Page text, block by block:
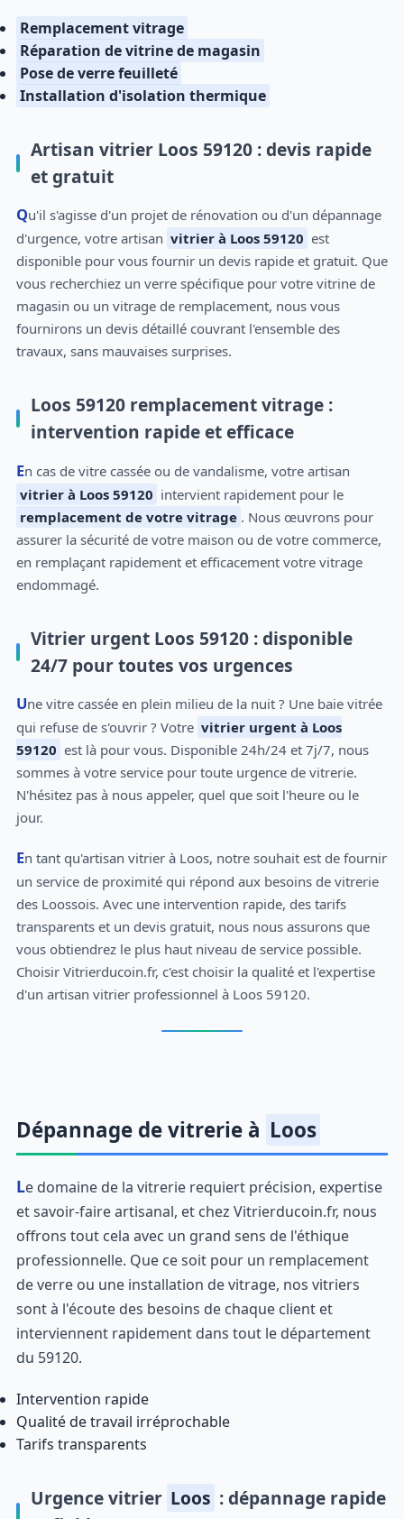
Remplacement vitrage
Réparation de vitrine de magasin
Pose de verre feuilleté
Installation d'isolation thermique
Artisan vitrier Loos 59120 : devis rapide
et gratuit
Qu'il s'agisse d'un projet de rénovation ou d'un dépannage
d'urgence, votre artisan vitrier à Loos 59120 est
disponible pour vous fournir un devis rapide et gratuit. Que
vous recherchiez un verre spécifique pour votre vitrine de
magasin ou un vitrage de remplacement, nous vous
fournirons un devis détaillé couvrant l'ensemble des
travaux, sans mauvaises surprises.
Loos 59120 remplacement vitrage :
intervention rapide et efficace
En cas de vitre cassée ou de vandalisme, votre artisan
vitrier à Loos 59120 intervient rapidement pour le
remplacement de votre vitrage . Nous œuvrons pour
assurer la sécurité de votre maison ou de votre commerce,
en remplaçant rapidement et efficacement votre vitrage
endommagé.
Vitrier urgent Loos 59120 : disponible
24/7 pour toutes vos urgences
Une vitre cassée en plein milieu de la nuit ? Une baie vitrée
qui refuse de s'ouvrir ? Votre vitrier urgent à Loos
59120 est là pour vous. Disponible 24h/24 et 7j/7, nous
sommes à votre service pour toute urgence de vitrerie.
N'hésitez pas à nous appeler, quel que soit l'heure ou le
jour.
En tant qu'artisan vitrier à Loos, notre souhait est de fournir
un service de proximité qui répond aux besoins de vitrerie
des Loossois. Avec une intervention rapide, des tarifs
transparents et un devis gratuit, nous nous assurons que
vous obtiendrez le plus haut niveau de service possible.
Choisir Vitrierducoin.fr, c'est choisir la qualité et l'expertise
d'un artisan vitrier professionnel à Loos 59120.
Dépannage de vitrerie à Loos
Le domaine de la vitrerie requiert précision, expertise
et savoir-faire artisanal, et chez Vitrierducoin.fr, nous
offrons tout cela avec un grand sens de l'éthique
professionnelle. Que ce soit pour un remplacement
de verre ou une installation de vitrage, nos vitriers
sont à l'écoute des besoins de chaque client et
interviennent rapidement dans tout le département
du 59120.
Intervention rapide
Qualité de travail irréprochable
Tarifs transparents
Urgence vitrier Loos : dépannage rapide